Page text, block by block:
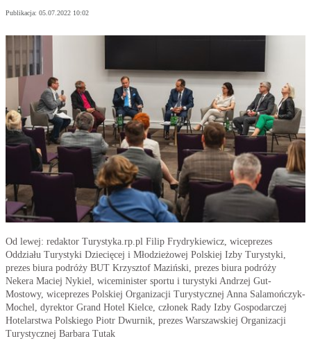
Publikacja: 05.07.2022 10:02
Od lewej: redaktor Turystyka.rp.pl Filip Frydrykiewicz, wiceprezes
Oddziału Turystyki Dziecięcej i Młodzieżowej Polskiej Izby Turystyki,
prezes biura podróży BUT Krzysztof Maziński, prezes biura podróży
Nekera Maciej Nykiel, wiceminister sportu i turystyki Andrzej Gut-
Mostowy, wiceprezes Polskiej Organizacji Turystycznej Anna Salamończyk-
Mochel, dyrektor Grand Hotel Kielce, członek Rady Izby Gospodarczej
Hotelarstwa Polskiego Piotr Dwurnik, prezes Warszawskiej Organizacji
Turystycznej Barbara Tutak